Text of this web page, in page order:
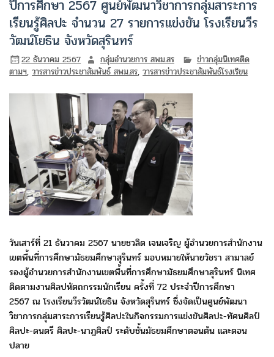
ปีการศึกษา 2567 ศูนย์พัฒนาวิชาการกลุ่มสาระการ
เรียนรู้ศิลปะ จำนวน 27 รายการแข่งขัน โรงเรียนวีร
วัฒน์โยธิน จังหวัดสุรินทร์
22 ธันวาคม 2567 กลุ่มอำนวยการ สพม.สร
ข่าวกลุ่มนิเทศติด
ตามฯ,วารสารข่าวประชาสัมพันธ์ สพม.สร,วารสารข่าวประชาสัมพันธ์โรงเรียน
วันเสาร์ที่ 21 ธันวาคม 2567 นายชวลิต เจนเจริญผู้อำนวยการสำนักงาน
เขตพื้นที่การศึกษามัธยมศึกษาสุรินทร์มอบหมายให้นายวัชรา สามาลย์
รองผู้อำนวยการสำนักงานเขตพื้นที่การศึกษามัธยมศึกษาสุรินทร์ นิเทศ
ติดตามงานศิลปหัตถกรรมนักเรียน ครั้งที่ 72 ประจำปีการศึกษา
2567ณ โรงเรียนวีรวัฒน์โยธิน จังหวัดสุรินทร์ซึ่งจัดเป็นศูนย์พัฒนา
วิชาการกลุ่มสาระการเรียนรู้ศิลปะในกิจกรรมการแข่งขันศิลปะ-ทัศนศิลป์
ศิลปะ-ดนตรีศิลปะ-นาฏศิลป์ ระดับชั้นมัธยมศึกษาตอนต้นและตอน
ปลาย